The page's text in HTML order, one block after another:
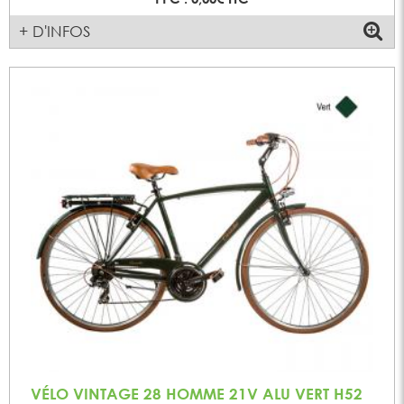
+ D'INFOS
VÉLO VINTAGE 28 HOMME 21V ALU VERT H52